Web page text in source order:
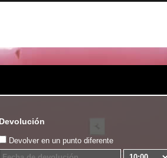
Devolución
Devolver en un punto diferente